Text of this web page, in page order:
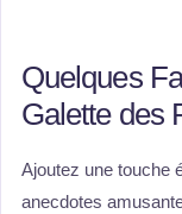
Quelques
Galette des
Ajoutez une touche
anecdotes